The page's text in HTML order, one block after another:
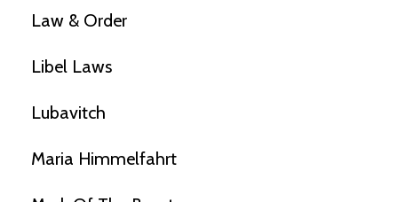
Law & Order
Libel Laws
Lubavitch
Maria Himmelfahrt